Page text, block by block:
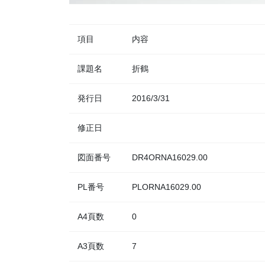
項目 内容
課題名 折鶴
発行日 2016/3/31
修正日
図面番号 DR4ORNA16029.00
PL番号 PLORNA16029.00
A4頁数 0
A3頁数 7